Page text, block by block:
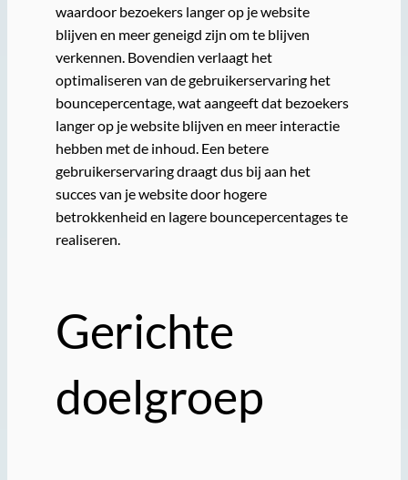
waardoor bezoekers langer op je website
blijven en meer geneigd zijn om te blijven
verkennen. Bovendien verlaagt het
optimaliseren van de gebruikerservaring het
bouncepercentage, wat aangeeft dat bezoekers
langer op je website blijven en meer interactie
hebben met de inhoud. Een betere
gebruikerservaring draagt dus bij aan het
succes van je website door hogere
betrokkenheid en lagere bouncepercentages te
realiseren.
Gerichte
doelgroep